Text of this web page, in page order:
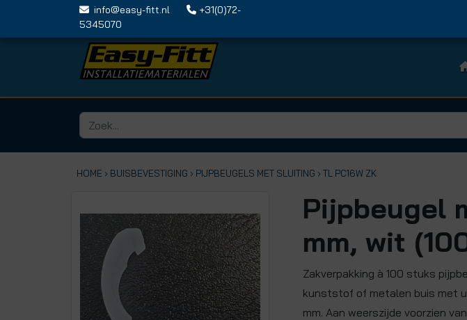
info@easy-fitt.nl
+31(0)72-
5345070
HOME › BUISBEVESTIGING › PIJPBEUGELS MET SLUITING › TL PC16W ZK
Pijpbeugel
mm, wit
Zakverpakking à 100 stuks
kunststof of metalen buis met
mm. Aan weerszijde voorzien